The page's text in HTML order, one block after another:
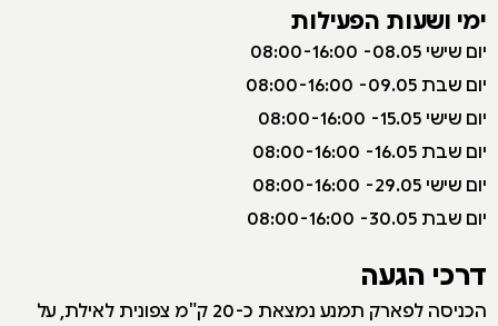
ימי ושעות הפעילות
יום שישי 08.05- 08:00-16:00
יום שבת 09.05- 08:00-16:00
יום שישי 15.05- 08:00-16:00
יום שבת 16.05- 08:00-16:00
יום שישי 29.05- 08:00-16:00
יום שבת 30.05- 08:00-16:00
דרכי הגעה
הכניסה לפארק תמנע נמצאת כ-20 ק"מ צפונית לאילת, על